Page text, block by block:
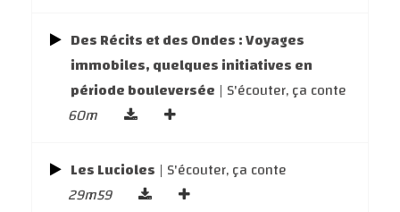
Des Récits et des Ondes : Voyages
immobiles, quelques initiatives en
période bouleversée | S'écouter, ça conte
60m
Les Lucioles | S'écouter, ça conte
29m59